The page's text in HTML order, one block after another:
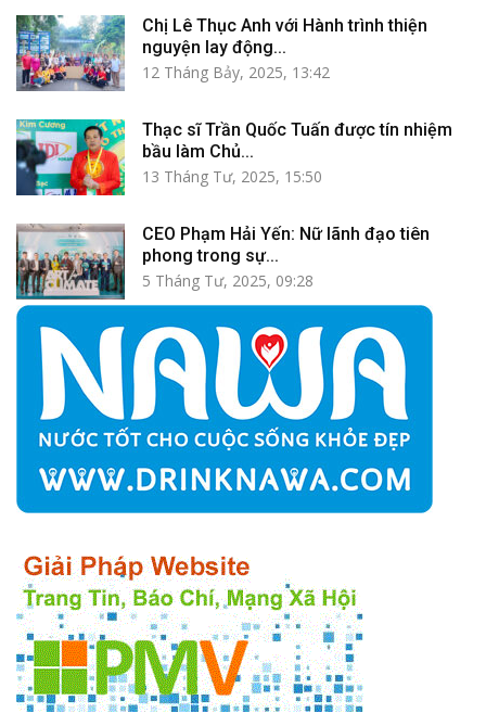
Chị Lê Thục Anh với Hành trình thiện
nguyện lay động...
12 Tháng Bảy, 2025, 13:42
Thạc sĩ Trần Quốc Tuấn được tín nhiệm
bầu làm Chủ...
13 Tháng Tư, 2025, 15:50
CEO Phạm Hải Yến: Nữ lãnh đạo tiên
phong trong sự...
5 Tháng Tư, 2025, 09:28